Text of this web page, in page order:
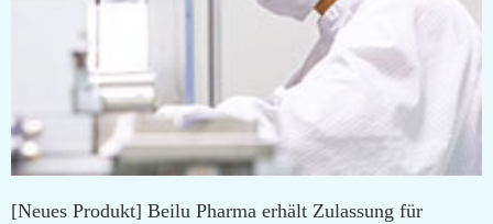
[Neues Produkt] Beilu Pharma erhält Zulassung für